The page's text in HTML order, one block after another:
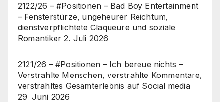
2122/26 – #Positionen – Bad Boy Entertainment
– Fensterstürze, ungeheurer Reichtum,
dienstverpflichtete Claqueure und soziale
Romantiker 2. Juli 2026
2121/26 – #Positionen – Ich bereue nichts –
Verstrahlte Menschen, verstrahlte Kommentare,
verstrahltes Gesamterlebnis auf Social media
29. Juni 2026